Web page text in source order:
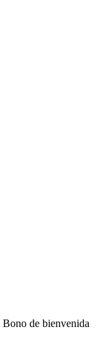
Bono de bienvenida